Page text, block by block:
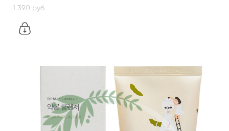
1 390 pуб.